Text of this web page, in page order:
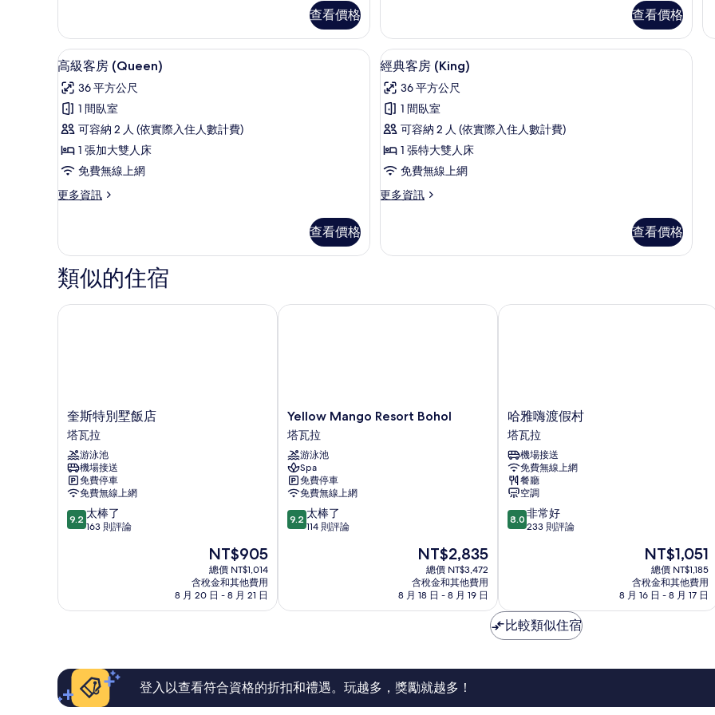
陽
台
的
詳
情
查看價格
房
(Queen)
的
詳
情
查看價格
客
顯
示
高
級
客
房
(Queen)
的
有
相
片
高級客房 (Queen) | 客房內保險箱、書桌、免費無線上網、床單
11
高級客房 (Queen)
36 平方公尺
1 間臥室
可容納 2 人 (依實際入住人數計費)
1 張加大雙人床
免費無線上網
更多資訊
更
客
房
(Queen)
的
詳
查看價格
顯
示
經
典
客
房
(King)
的
有
經典客房 (King) | 客房內保險箱、書桌
21
經典客房 (King)
36 平方公尺
1 間臥室
可容納 2 人 (依實際入住人數計費)
1 張特大雙人床
免費無線上網
更多資訊
更
客
詳
查看價格
類似的住宿
奎
斯
特
別
墅
飯
店
塔
瓦
奎斯特別墅飯店
塔瓦拉
游泳池
機場接送
免費停車
免費無線上網
9.2
分，
棒
評
9.2 太棒了
163 則評論
現
在
價
格
為
NT$905
總價 NT$1,014
含稅金和其他費用
8 月 20 日 - 8 月 21 日
奎斯特別墅飯店
Yellow
Mango
Resort
Bohol
塔
瓦
拉
Yellow Mango Resort Bohol
塔瓦拉
游泳池
Spa
免費停車
免費無線上網
9.2
分，
棒
評
論
9.2 太棒了
114 則評論
現
在
價
格
為
NT$2,835
總價 NT$3,472
含稅金和其他費用
8 月 18 日 - 8 月 19 日
Yellow Mango Resort Bohol
哈
雅
嗨
渡
假
村
塔
瓦
拉
哈雅嗨渡假村
塔瓦拉
機場接送
免費無線上網
餐廳
空調
8.0
分，
常
好，
233
評
8.0 非常好
233 則評論
現
在
價
格
為
NT$1,051
總價 NT$1,185
含稅金和其他費用
8 月 16 日 - 8 月 17 日
哈雅嗨渡假村
比較類似住宿
登入以查看符合資格的折扣和禮遇。玩越多，獎勵就越多！